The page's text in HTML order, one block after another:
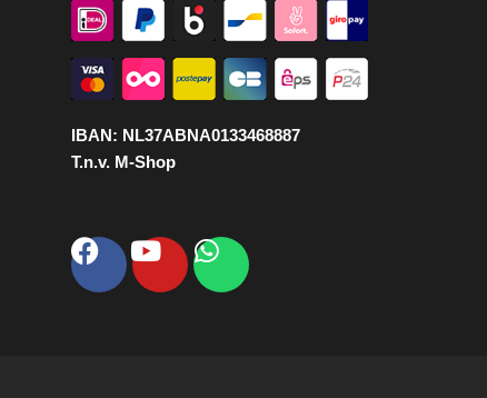
IBAN: NL37ABNA0133468887
T.n.v. M-Shop
Facebook
YoutubeWhatsapp